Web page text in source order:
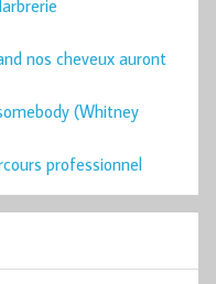
nos cheveux auront
(Whitney
professionnel